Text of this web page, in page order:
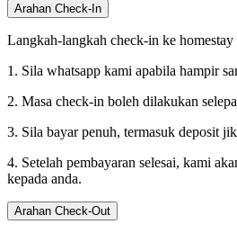
Arahan Check-In
Langkah-langkah check-in ke homestay
1. Sila whatsapp kami apabila hampir
2. Masa check-in boleh dilakukan
3. Sila bayar penuh, termasuk deposit
4. Setelah pembayaran selesai, kami
kepada anda.
Arahan Check-Out